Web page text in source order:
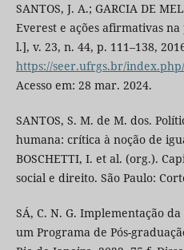
SANTOS, J. A.; GARCIA DE
Everest e ações afirmativas na
l.], v. 23, n. 44, p. 111–138,
https://seer.ufrgs.br/
Acesso em: 28 mar. 2024.
SANTOS, S. M. de M. dos.
humana: crítica à noção de
BOSCHETTI, I. et al. (org.).
social e direito. São Paulo:
SÁ, C. N. G. Implementação
um Programa de Pós-